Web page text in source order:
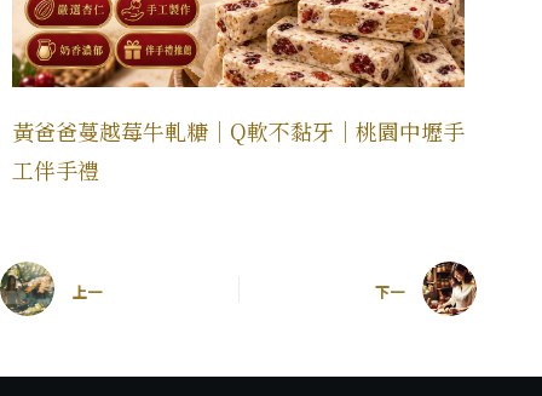
黃爸爸蔓越莓牛軋糖｜Q軟不黏牙｜桃園中壢手
工伴手禮
上一 下一